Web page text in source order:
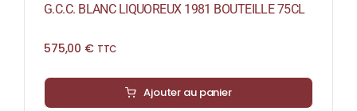
G.C.C. BLANC LIQUOREUX 1981 BOUTEILLE 75CL
575,00 € TTC
Ajouter au panier